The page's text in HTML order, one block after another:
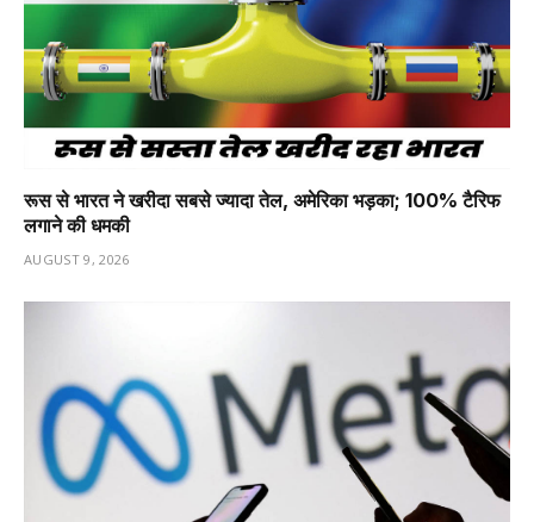
रूस से भारत ने खरीदा सबसे ज्यादा तेल, अमेरिका भड़का; 100% टैरिफ
लगाने की धमकी
AUGUST 9, 2026